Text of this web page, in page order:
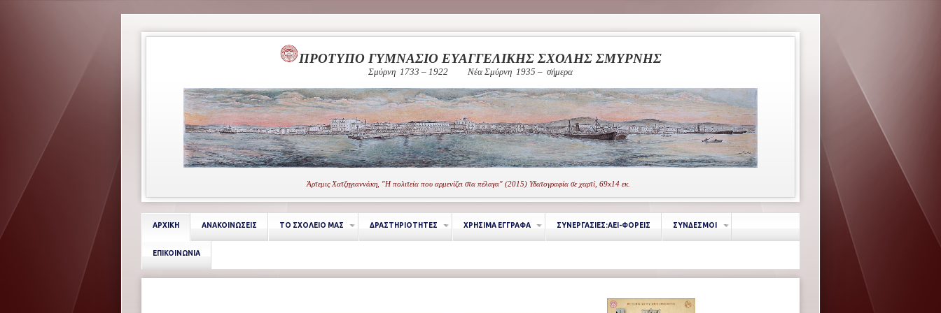
ΠΡΟΤΥΠΟ ΓΥΜΝΑΣΙΟ ΕΥΑΓΓΕΛΙΚΗΣ ΣΧΟΛΗΣ ΣΜΥΡΝΗΣ
Σμύρνη 1733 – 1922 Νέα Σμύρνη 1935 – σήμερα
Άρτεμις Χατζηγιαννάκη, "Η πολιτεία που αρμενίζει στα πέλαγα" (2015) Υδατογραφία σε χαρτί, 69x14 εκ.
ΑΡΧΙΚΗ ΑΝΑΚΟΙΝΩΣΕΙΣ ΤΟ ΣΧΟΛΕΙΟ ΜΑΣ ΔΡΑΣΤΗΡΙΟΤΗΤΕΣ ΧΡΗΣΙΜΑ ΕΓΓΡΑΦΑ ΣΥΝΕΡΓΑΣΙΕΣ:ΑΕΙ-ΦΟΡΕΙΣ ΣΥΝΔΕΣΜΟΙ
ΕΠΙΚΟΙΝΩΝΙΑ